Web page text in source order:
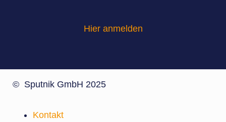
Hier anmelden
© Sputnik GmbH 2025
Kontakt